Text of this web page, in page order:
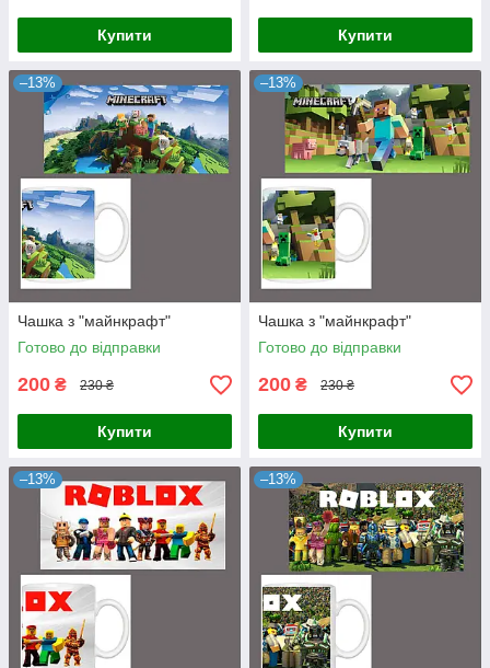
Купити Купити
–13%
Чашка з "майнкрафт"
Готово до відправки
200 ₴ 230 ₴
Купити
–13%
Чашка з "майнкрафт"
Готово до відправки
200 ₴ 230 ₴
Купити
–13% –13%